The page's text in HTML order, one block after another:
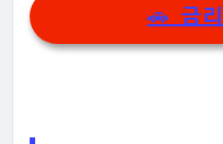
🚗 금